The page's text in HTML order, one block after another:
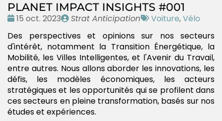
PLANET IMPACT INSIGHTS #001
Date
15 oct. 2023
Publié
Strat Anticipation
Tags
Voiture,Vélo
Des perspectives et opinions sur nos secteurs
d'intérêt, notamment la Transition Énergétique, la
Mobilité, les Villes Intelligentes, et l'Avenir du Travail,
entre autres. Nous allons aborder les innovations, les
défis, les modèles économiques, les acteurs
stratégiques et les opportunités qui se profilent dans
ces secteurs en pleine transformation, basés sur nos
études et expériences.